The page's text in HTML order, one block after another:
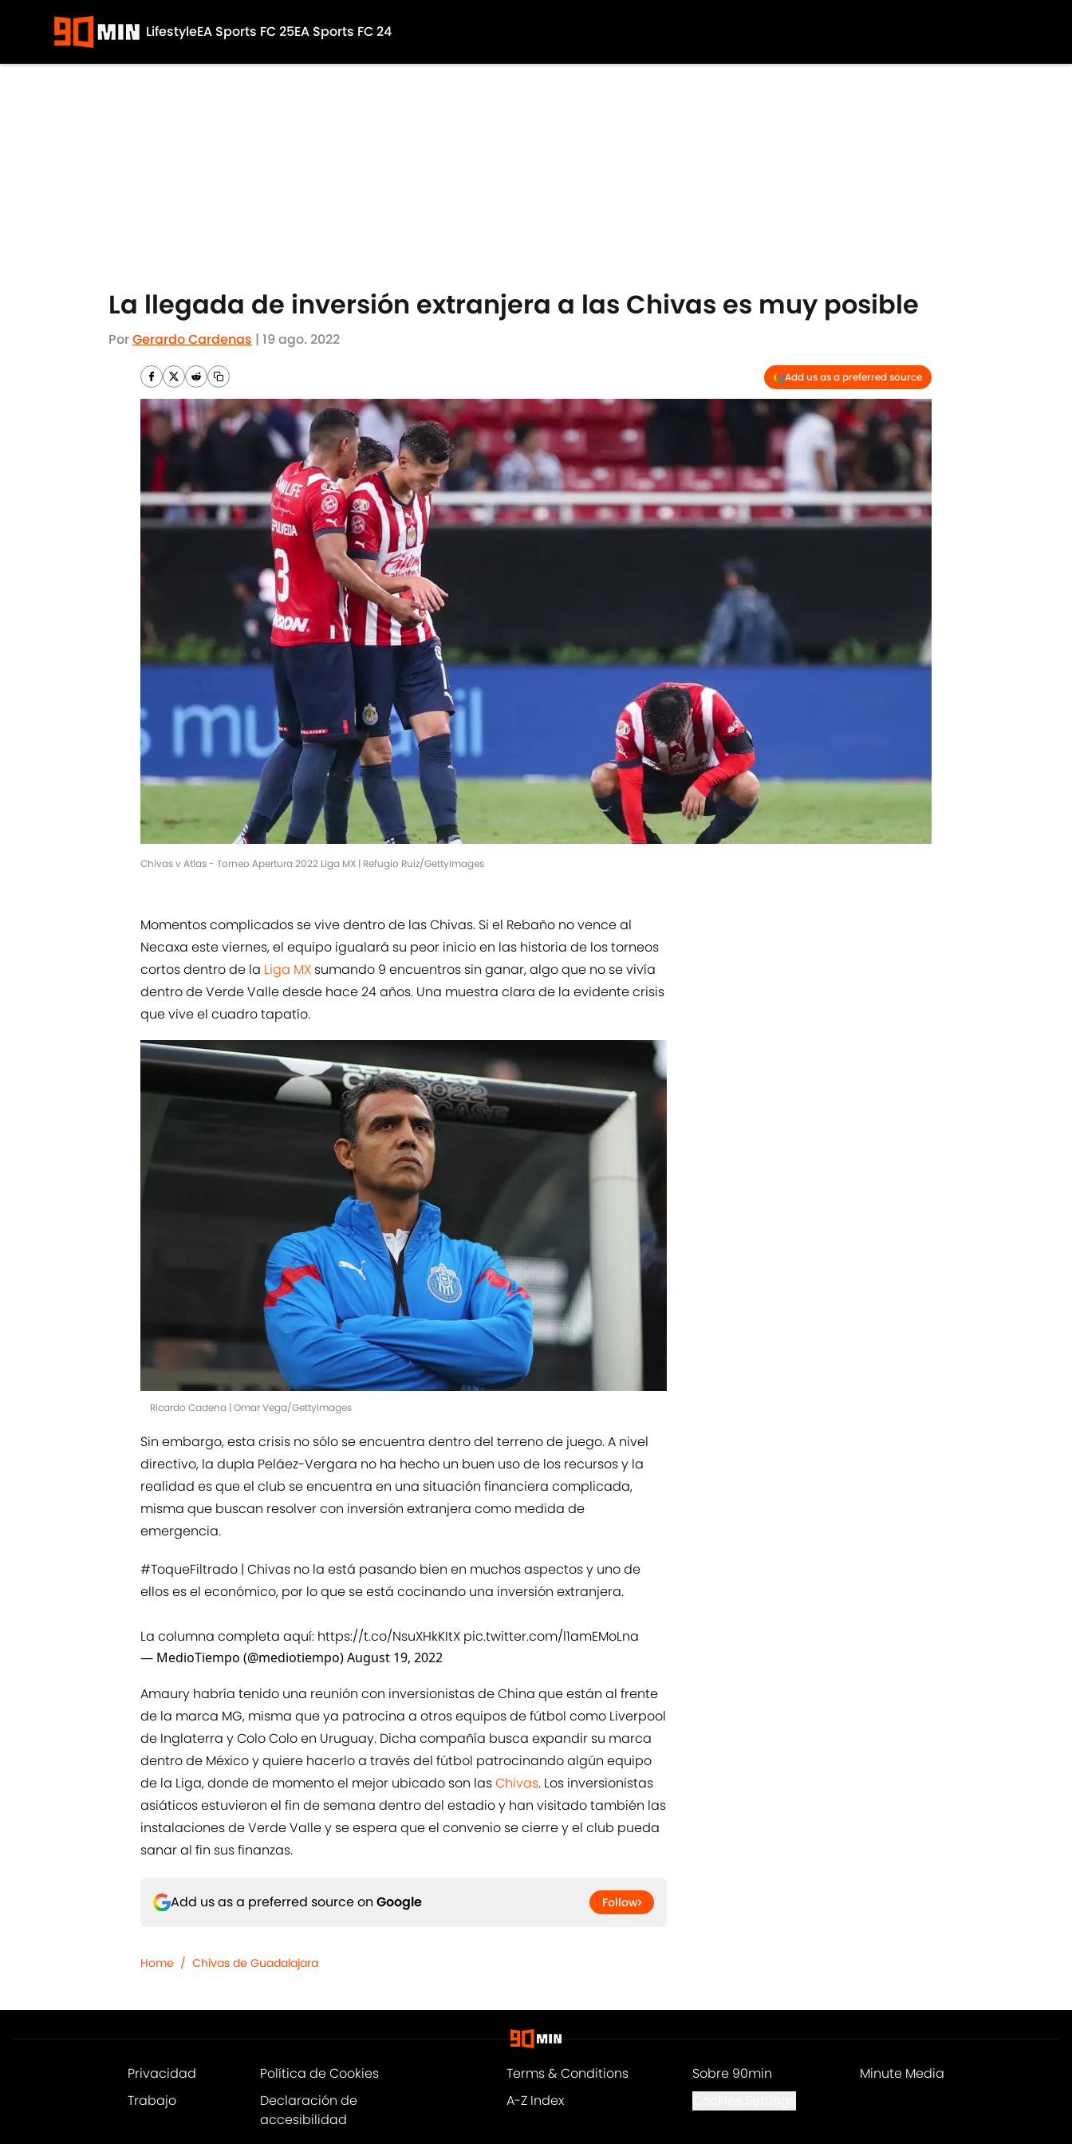
LifestyleEA Sports FC 25EA Sports FC 24
La llegada de inversión extranjera a las Chivas es muy posible
PorGerardo Cardenas | 19 ago. 2022
Add us as a preferred source
Chivas v Atlas - Torneo Apertura 2022 Liga MX | Refugio Ruiz/GettyImages
Momentos complicados se vive dentro de las Chivas. Si el Rebaño no vence al
Necaxa este viernes, el equipo igualará su peor inicio en las historia de los torneos
cortos dentro de la Liga MX sumando 9 encuentros sin ganar, algo que no se vivía
dentro de Verde Valle desde hace 24 años. Una muestra clara de la evidente crisis
que vive el cuadro tapatío.
Ricardo Cadena | Omar Vega/GettyImages
Sin embargo, esta crisis no sólo se encuentra dentro del terreno de juego. A nivel
directivo, la dupla Peláez-Vergara no ha hecho un buen uso de los recursos y la
realidad es que el club se encuentra en una situación financiera complicada,
misma que buscan resolver con inversión extranjera como medida de
emergencia.
#ToqueFiltrado | Chivas no la está pasando bien en muchos aspectos y uno de
ellos es el económico, por lo que se está cocinando una inversión extranjera.
La columna completa aquí: https://t.co/NsuXHkKItX pic.twitter.com/l1amEMoLna
— MedioTiempo (@mediotiempo)August 19, 2022
Amaury habría tenido una reunión con inversionistas de China que están al frente
de la marca MG, misma que ya patrocina a otros equipos de fútbol como Liverpool
de Inglaterra y Colo Colo en Uruguay. Dicha compañía busca expandir su marca
dentro de México y quiere hacerlo a través del fútbol patrocinando algún equipo
de la Liga, donde de momento el mejor ubicado son lasChivas. Los inversionistas
asiáticos estuvieron el fin de semana dentro del estadio y han visitado también las
instalaciones de Verde Valle y se espera que el convenio se cierre y el club pueda
sanar al fin sus finanzas.
Add us as a preferred source on Google Follow
Home / Chivas de Guadalajara
Privacidad Política de Cookies Terms & Conditions Sobre 90min
Minute Media
Trabajo
Declaración de
accesibilidad
A-Z Index